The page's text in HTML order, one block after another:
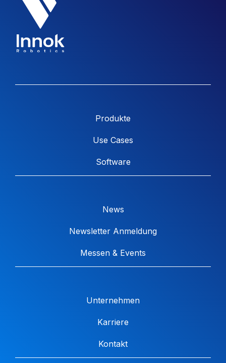
Produkte
Use Cases
Software
News
Newsletter Anmeldung
Messen & Events
Unternehmen
Karriere
Kontakt